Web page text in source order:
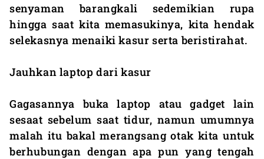
senyaman barangkali sedemikian rupa
hingga saat kita memasukinya, kita hendak
selekasnya menaiki kasur serta beristirahat.
Jauhkan laptop dari kasur
Gagasannya buka laptop atau gadget lain
sesaat sebelum saat tidur, namun umumnya
malah itu bakal merangsang otak kita untuk
berhubungan dengan apa pun yang tengah